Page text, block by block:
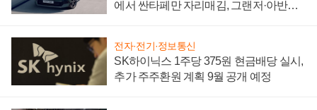
에서 싼타페만 자리매김, 그랜저·아반떼
전자·전기·정보통신
SK하이닉스 1주당 375원 현금배당 실시,
추가 주주환원 계획 9월 공개 예정